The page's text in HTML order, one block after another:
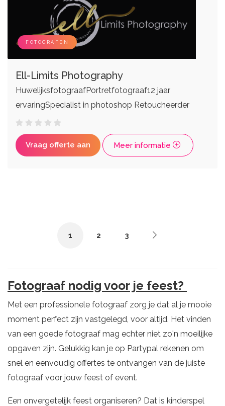
FOTOGRAFEN
Ell-Limits Photography
HuwelijksfotograafPortretfotograaf12 jaar
ervaringSpecialist in photoshop Retoucheerder
Vraag offerte aan Meer informatie
1 2 3
Fotograaf nodig voor je feest?
Met een professionele fotograaf zorg je dat al je mooie
moment perfect zijn vastgelegd, voor altijd. Het vinden
van een goede fotograaf mag echter niet zo'n moeilijke
opgaven zijn. Gelukkig kan je op Partypal rekenen om
snel en eenvoudig offertes te ontvangen van de juiste
fotograaf voor jouw feest of event.
Een onvergetelijk feest organiseren? Dat is kinderspel